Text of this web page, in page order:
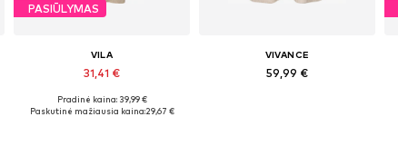
PASIŪLYMAS
VILA
31,41 €
Pradinė kaina: 39,99 €
Paskutinė mažiausia kaina:29,67 €
VIVANCE
59,99 €